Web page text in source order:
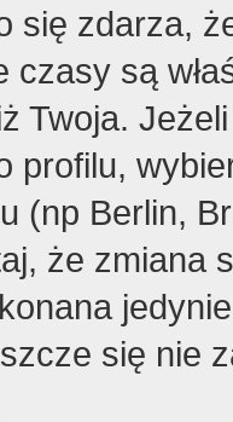
się zdarza,
czasy są
Twoja.
profilu,
(np Berlin,
że zmiana
się nie